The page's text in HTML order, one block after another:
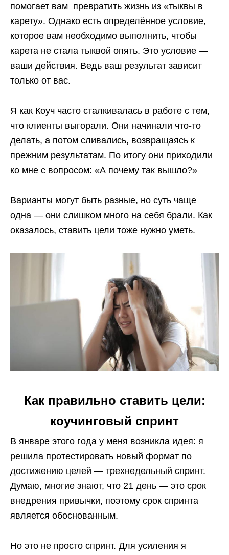
помогает вам превратить жизнь из «тыквы в
карету». Однако есть определённое условие,
которое вам необходимо выполнить, чтобы
карета не стала тыквой опять. Это условие —
ваши действия. Ведь ваш результат зависит
только от вас.
Я как Коуч часто сталкивалась в работе с тем,
что клиенты выгорали. Они начинали что-то
делать, а потом сливались, возвращаясь к
прежним результатам. По итогу они приходили
ко мне с вопросом: «А почему так вышло?»
Варианты могут быть разные, но суть чаще
одна — они слишком много на себя брали. Как
оказалось, ставить цели тоже нужно уметь.
Как правильно ставить цели:
коучинговый спринт
В январе этого года у меня возникла идея: я
решила протестировать новый формат по
достижению целей — трехнедельный спринт.
Думаю, многие знают, что 21 день — это срок
внедрения привычки, поэтому срок спринта
является обоснованным.
Но это не просто спринт. Для усиления я